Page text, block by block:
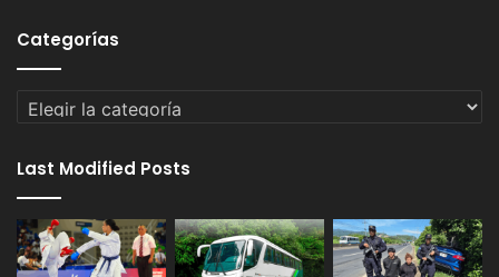
Categorías
Categorías
Last Modified Posts